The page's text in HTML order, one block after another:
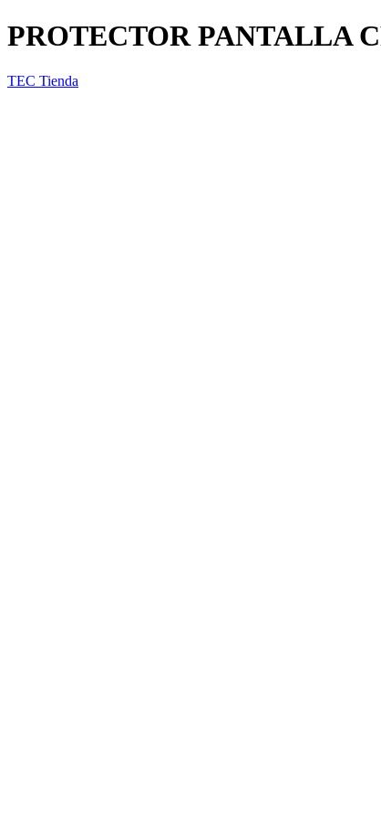
PROTECTOR PANTALLA
TEC Tienda